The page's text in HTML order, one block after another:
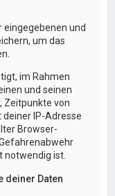
eingegebenen und
um das
im Rahmen
und seinen
Zeitpunkte von
IP-Adresse
Browser-
notwendig ist.
deiner Daten